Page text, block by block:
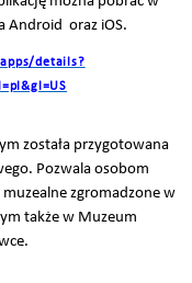
Android oraz iOS.
details?
została przygotowana
Pozwala osobom
muzealne zgromadzone w
także w Muzeum